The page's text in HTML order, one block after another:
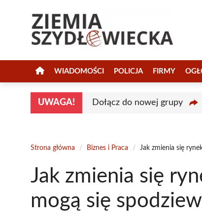
WIADOMOŚCI POLICJA FIRMY
UWAGA! Dołącz do nowej grupy
Strona główna / Biznes i Praca / Jak zmienia się
Jak zmienia się
mogą się